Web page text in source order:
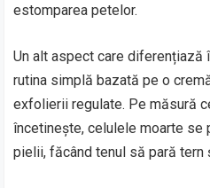
estomparea petelor.
Un alt aspect care diferențiază
rutina simplă bazată pe o
exfolierii regulate. Pe măsură
încetinește, celulele moarte se
pielii, făcând tenul să pară